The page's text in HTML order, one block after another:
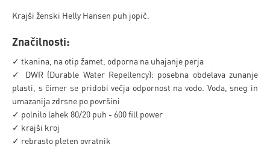
Krajši ženski Helly Hansen puh jopič.
Značilnosti:
✓ tkanina, na otip žamet, odporna na uhajanje perja
✓ DWR (Durable Water Repellency): posebna obdelava zunanje
plasti, s čimer se pridobi večja odpornost na vodo. Voda, sneg in
umazanija zdrsne po površini
✓ polnilo lahek 80/20 puh - 600 fill power
✓ krajši kroj
✓ rebrasto pleten ovratnik